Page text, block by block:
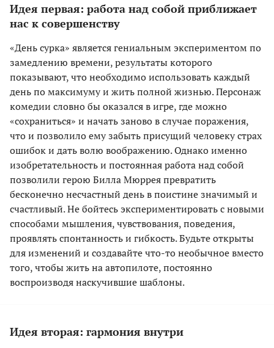
Идея первая: работа над собой приближает
нас к совершенству
«День сурка» является гениальным экспериментом по
замедлению времени, результаты которого
показывают, что необходимо использовать каждый
день по максимуму и жить полной жизнью. Персонаж
комедии словно бы оказался в игре, где можно
«сохраниться» и начать заново в случае поражения,
что и позволило ему забыть присущий человеку страх
ошибок и дать волю воображению. Однако именно
изобретательность и постоянная работа над собой
позволили герою Билла Мюррея превратить
бесконечно несчастный день в поистине значимый и
счастливый. Не бойтесь экспериментировать с новыми
способами мышления, чувствования, поведения,
проявлять спонтанность и гибкость. Будьте открыты
для изменений и создавайте что-то необычное вместо
того, чтобы жить на автопилоте, постоянно
воспроизводя наскучившие шаблоны.
Идея вторая: гармония внутри